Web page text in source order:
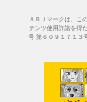
ＡＢＪマークは、こ
テンツ使用許諾を得
号 第６０９１７１３